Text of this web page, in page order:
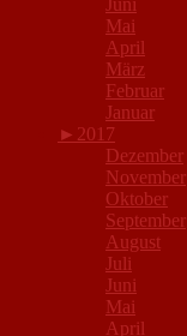
Juni
Mai
April
März
Februar
Januar
► 2017
Dezember
November
Oktober
September
August
Juli
Juni
Mai
April